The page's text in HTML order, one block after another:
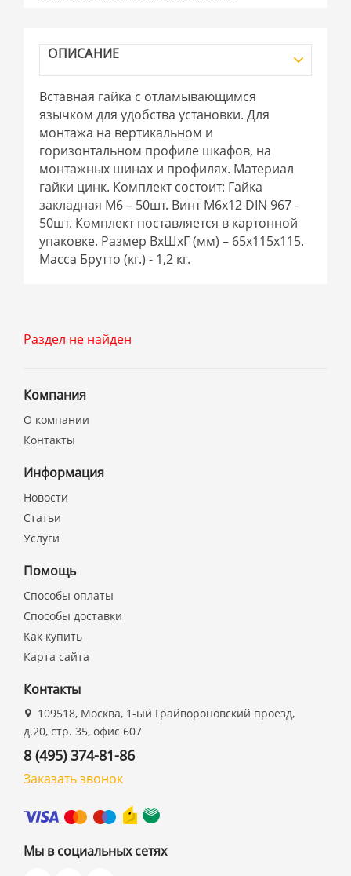
ОПИСАНИЕ
Вставная гайка с отламывающимся
язычком для удобства установки. Для
монтажа на вертикальном и
горизонтальном профиле шкафов, на
монтажных шинах и профилях. Материал
гайки цинк. Комплект состоит: Гайка
закладная М6 – 50шт. Винт М6х12 DIN 967 -
50шт. Комплект поставляется в картонной
упаковке. Размер ВхШхГ (мм) – 65х115х115.
Масса Брутто (кг.) - 1,2 кг.
Раздел не найден
Компания
О компании
Контакты
Информация
Новости
Статьи
Услуги
Помощь
Способы оплаты
Способы доставки
Как купить
Карта сайта
Контакты
109518, Москва, 1-ый Грайвороновский проезд,
д.20, стр. 35, офис 607
8 (495) 374-81-86
Заказать звонок
Мы в социальных сетях